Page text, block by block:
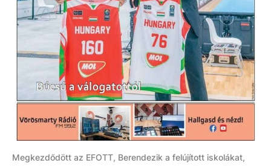
Megkezdődött az EFOTT, Berendezik a felújított iskolákat,